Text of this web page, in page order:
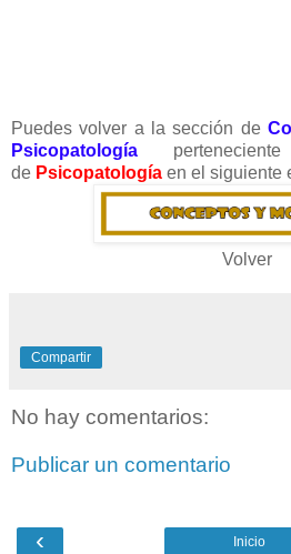
Puedes volver a la sección de
Psicopatología
de Psicopatología en el siguiente
Volver
Compartir
No hay comentarios:
Publicar un comentario
‹ Inicio